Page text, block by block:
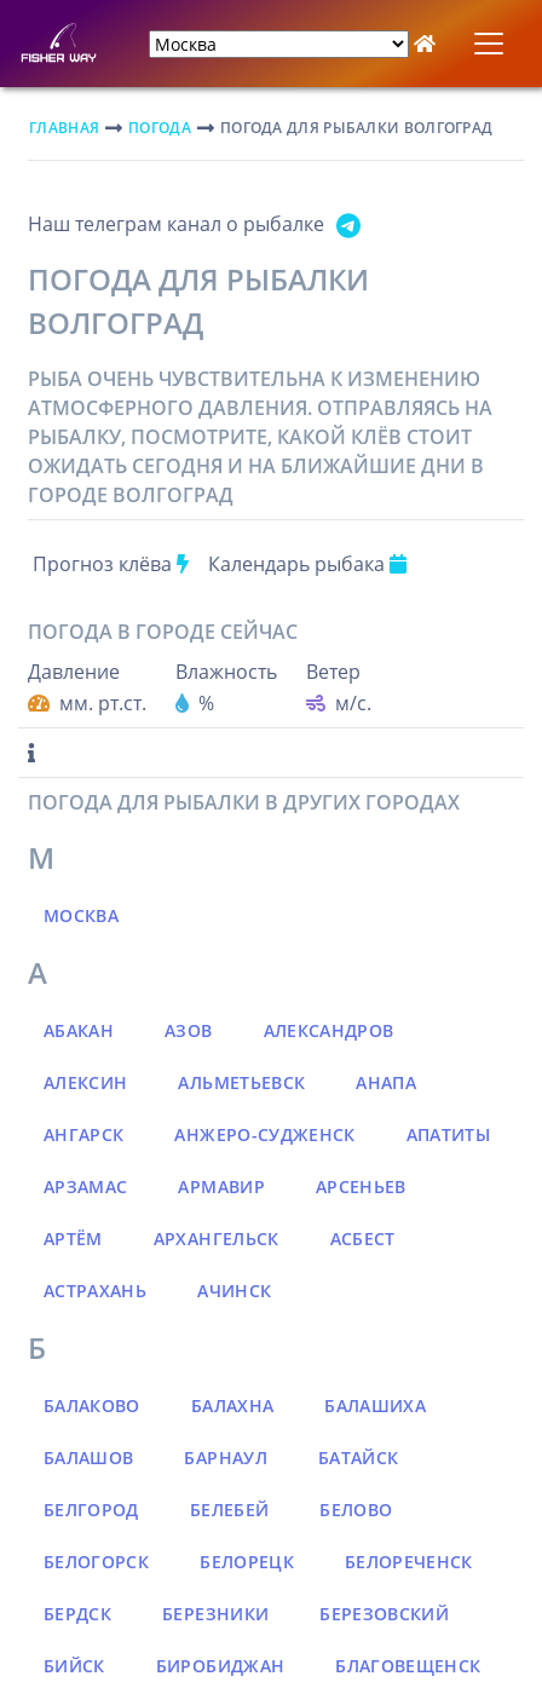
ГЛАВНАЯ ПОГОДА ПОГОДА ДЛЯ РЫБАЛКИ ВОЛГОГРАД
Наш телеграм канал о рыбалке
ПОГОДА ДЛЯ РЫБАЛКИ
ВОЛГОГРАД
РЫБА ОЧЕНЬ ЧУВСТВИТЕЛЬНА К ИЗМЕНЕНИЮ
АТМОСФЕРНОГО ДАВЛЕНИЯ. ОТПРАВЛЯЯСЬ НА
РЫБАЛКУ, ПОСМОТРИТЕ, КАКОЙ КЛЁВ СТОИТ
ОЖИДАТЬ СЕГОДНЯ И НА БЛИЖАЙШИЕ ДНИ В
ГОРОДЕ ВОЛГОГРАД
Прогноз клёва Календарь рыбака
ПОГОДА В ГОРОДЕ СЕЙЧАС
Давление
мм. рт.ст.
Влажность
%
Ветер
м/с.
ПОГОДА ДЛЯ РЫБАЛКИ В ДРУГИХ ГОРОДАХ
М
МОСКВА
А
АБАКАН АЗОВ АЛЕКСАНДРОВ
АЛЕКСИН АЛЬМЕТЬЕВСК АНАПА
АНГАРСК АНЖЕРО-СУДЖЕНСК АПАТИТЫ
АРЗАМАС АРМАВИР АРСЕНЬЕВ
АРТЁМ АРХАНГЕЛЬСК АСБЕСТ
АСТРАХАНЬ АЧИНСК
Б
БАЛАКОВО БАЛАХНА БАЛАШИХА
БАЛАШОВ БАРНАУЛ БАТАЙСК
БЕЛГОРОД БЕЛЕБЕЙ БЕЛОВО
БЕЛОГОРСК БЕЛОРЕЦК БЕЛОРЕЧЕНСК
БЕРДСК БЕРЕЗНИКИ БЕРЕЗОВСКИЙ
БИЙСК БИРОБИДЖАН БЛАГОВЕЩЕНСК